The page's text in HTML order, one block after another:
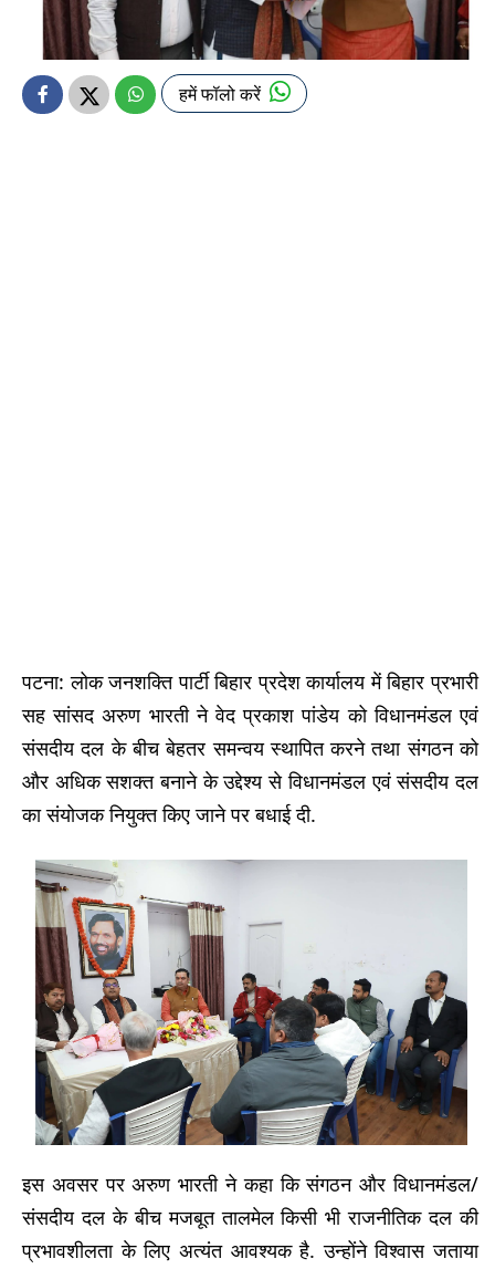
हमें फॉलो करें
पटना: लोक जनशक्ति पार्टी बिहार प्रदेश कार्यालय में बिहार प्रभारी
सह सांसद अरुण भारती ने वेद प्रकाश पांडेय को विधानमंडल एवं
संसदीय दल के बीच बेहतर समन्वय स्थापित करने तथा संगठन को
और अधिक सशक्त बनाने के उद्देश्य से विधानमंडल एवं संसदीय दल
का संयोजक नियुक्त किए जाने पर बधाई दी.
इस अवसर पर अरुण भारती ने कहा कि संगठन और विधानमंडल/
संसदीय दल के बीच मजबूत तालमेल किसी भी राजनीतिक दल की
प्रभावशीलता के लिए अत्यंत आवश्यक है. उन्होंने विश्वास जताया